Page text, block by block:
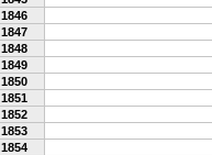
1846
1847
1848
1849
1850
1851
1852
1853
1854